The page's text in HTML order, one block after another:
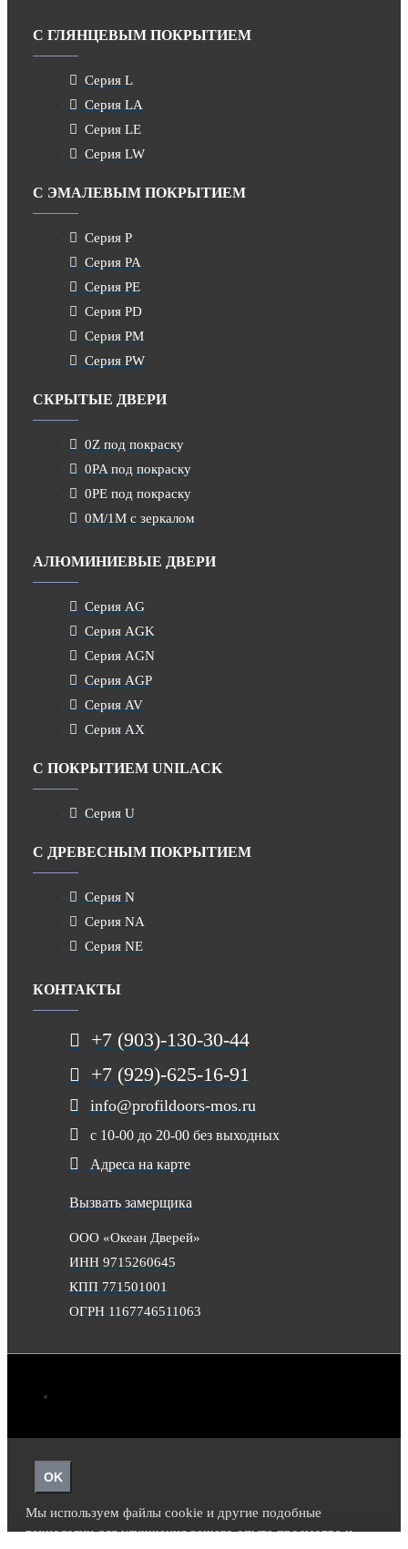
С ГЛЯНЦЕВЫМ ПОКРЫТИЕМ
Серия L
Серия LA
Серия LE
Серия LW
С ЭМАЛЕВЫМ ПОКРЫТИЕМ
Серия P
Серия PA
Серия PE
Серия PD
Серия PM
Серия PW
СКРЫТЫЕ ДВЕРИ
0Z под покраску
0PA под покраску
0PE под покраску
0M/1M с зеркалом
АЛЮМИНИЕВЫЕ ДВЕРИ
Серия AG
Серия AGK
Серия AGN
Серия AGP
Серия AV
Серия AX
С ПОКРЫТИЕМ UNILACK
Серия U
С ДРЕВЕСНЫМ ПОКРЫТИЕМ
Серия N
Серия NA
Серия NE
КОНТАКТЫ
+7 (903)-130-30-44
+7 (929)-625-16-91
info@profildoors-mos.ru
с 10-00 до 20-00 без выходных
Адреса на карте
Вызвать замерщика
ООО «Океан Дверей»
ИНН 9715260645
КПП 771501001
ОГРН 1167746511063
OK
Мы используем файлы cookie и другие подобные
технологии для улучшения вашего опыта просмотра и